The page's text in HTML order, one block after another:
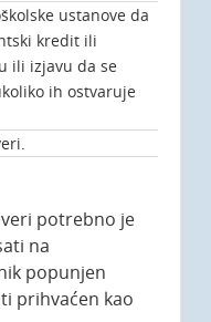
ustanove da
kredit ili
ili izjavu da se
ih ostvaruje
potrebno je
na
popunjen
prihvaćen kao